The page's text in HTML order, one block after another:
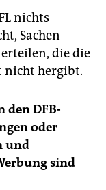
nichts
Sachen
die die
nicht hergibt.
den DFB-
oder
und
sind